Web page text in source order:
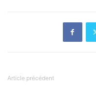
Article précédent